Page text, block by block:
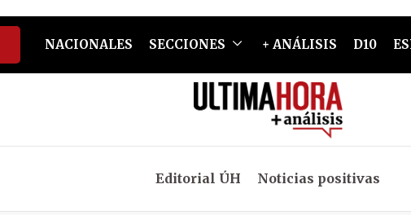
NACIONALES SECCIONES + ANÁLISIS D10
Editorial ÚH Noticias positivas